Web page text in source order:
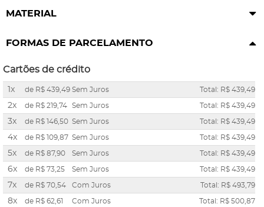
MATERIAL
FORMAS DE PARCELAMENTO
Cartões de crédito
1x de R$ 439,49 Sem Juros Total: R$ 439,49
2x de R$ 219,74 Sem Juros Total: R$ 439,49
3x de R$ 146,50 Sem Juros Total: R$ 439,49
4x de R$ 109,87 Sem Juros Total: R$ 439,49
5x de R$ 87,90 Sem Juros Total: R$ 439,49
6x de R$ 73,25 Sem Juros Total: R$ 439,49
7x de R$ 70,54 Com Juros Total: R$ 493,79
8x de R$ 62,61 Com Juros Total: R$ 500,87